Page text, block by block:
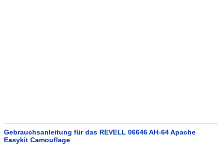
Gebrauchsanleitung für das REVELL 06646 AH-64 Apache
Easykit Camouflage